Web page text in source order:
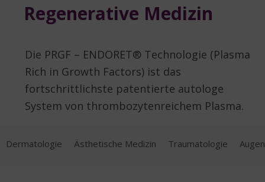
Regenerative Medizin
Die PRGF – ENDORET® Technologie (Plasma
Rich in Growth Factors) ist das
fortschrittlichste patentierte autologe
System von thrombozytenreichem Plasma.
Dermatologie Ästhetische Medizin Traumatologie